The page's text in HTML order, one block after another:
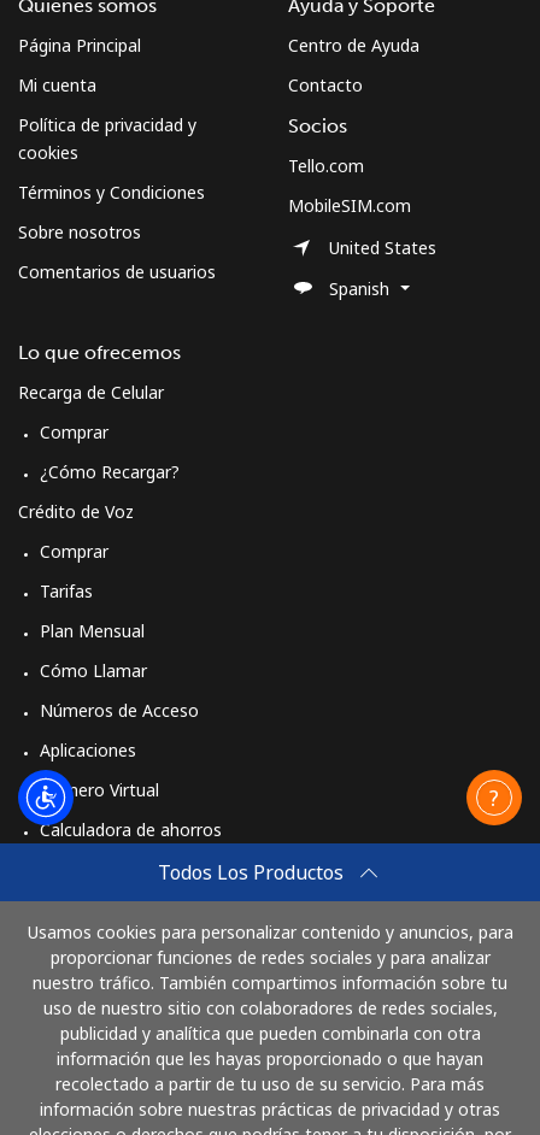
Todos Los Productos
Usamos cookies para personalizar contenido y anuncios, para
proporcionar funciones de redes sociales y para analizar
nuestro tráfico. También compartimos información sobre tu
uso de nuestro sitio con colaboradores de redes sociales,
publicidad y analítica que pueden combinarla con otra
información que les hayas proporcionado o que hayan
recolectado a partir de tu uso de su servicio. Para más
información sobre nuestras prácticas de privacidad y otras
Quiénes somos
Página Principal
Mi cuenta
Política de privacidad y
cookies
Términos y Condiciones
Sobre nosotros
Comentarios de usuarios
Lo que ofrecemos
Recarga de Celular
Comprar
¿Cómo Recargar?
Crédito de Voz
Comprar
Tarifas
Plan Mensual
Cómo Llamar
Números de Acceso
Aplicaciones
Número Virtual
Calculadora de ahorros
Cómo funciona
Ayuda y Soporte
Centro de Ayuda
Contacto
Socios
Tello.com
MobileSIM.com
United States
Spanish
Paga con